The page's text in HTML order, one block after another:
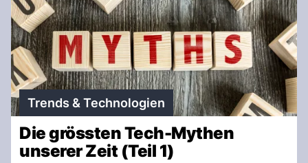
Trends & Technologien
Die grössten Tech-Mythen
unserer Zeit (Teil 1)